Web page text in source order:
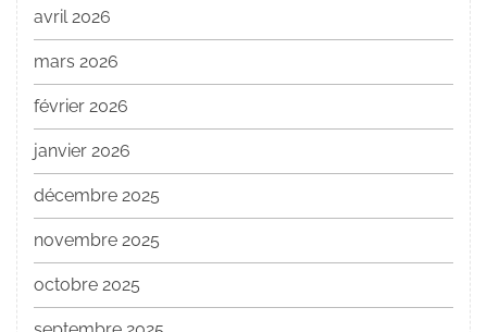
avril 2026
mars 2026
février 2026
janvier 2026
décembre 2025
novembre 2025
octobre 2025